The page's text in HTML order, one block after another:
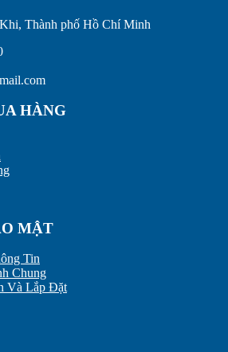
Thành phố Hồ Chí Minh
HÀNG
MẬT
Tin
Chung
Và Lắp Đặt